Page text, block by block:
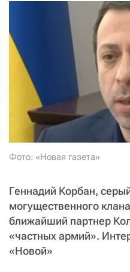
Фото: «Новая газета»
Геннадий Корбан,
могущественного
ближайший партнер
«частных армий».
«Новой»
Если у вас есть вопросы,
+7 (929) 612-03-68